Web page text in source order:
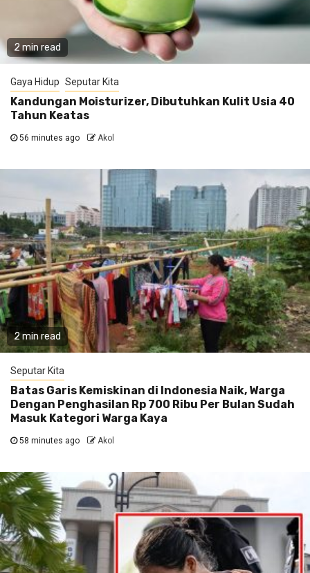
2 min read
Gaya Hidup Seputar Kita
Kandungan Moisturizer, Dibutuhkan Kulit Usia 40
Tahun Keatas
56 minutes ago Akol
2 min read
Seputar Kita
Batas Garis Kemiskinan di Indonesia Naik, Warga
Dengan Penghasilan Rp 700 Ribu Per Bulan Sudah
Masuk Kategori Warga Kaya
58 minutes ago Akol